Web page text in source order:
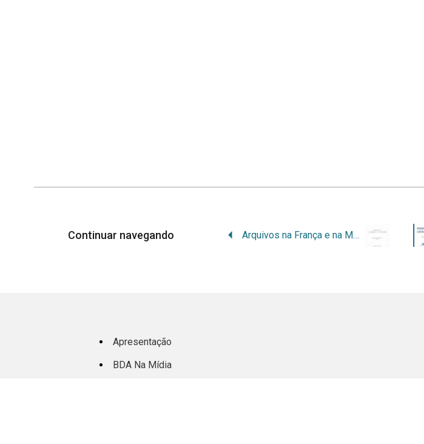
Continuar navegando Arquivos na França e na Malásia
Apresentação
BDA Na Mídia